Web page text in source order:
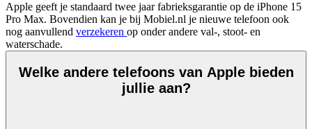
Apple geeft je standaard twee jaar fabrieksgarantie op de iPhone 15
Pro Max. Bovendien kan je bij Mobiel.nl je nieuwe telefoon ook
nog aanvullend verzekeren op onder andere val-, stoot- en
waterschade.
Welke andere telefoons van Apple bieden
jullie aan?